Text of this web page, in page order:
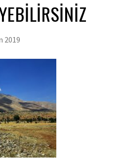
2019